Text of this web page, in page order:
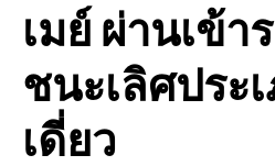
เมย์ ผ่านเข้า
ชนะเลิศ​ประ
เดี่ยว